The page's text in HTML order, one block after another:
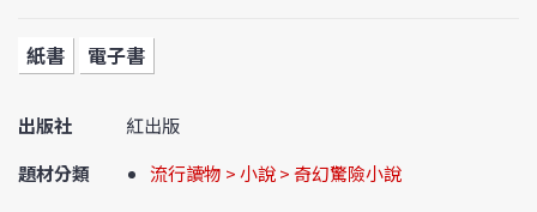
紙書 電子書
出版社
紅出版
題材分類
流行讀物 > 小說 > 奇幻驚險小說